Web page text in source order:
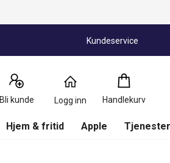
Kundeservice
Bli kunde Logg inn Handlekurv
Handlekurv
0
Produkter
Hjem & fritid Apple